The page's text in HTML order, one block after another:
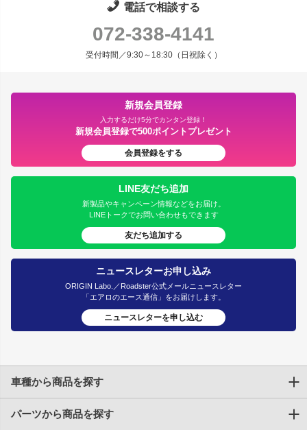
電話で相談する
072-338-4141
受付時間／9:30～18:30（日祝除く）
新規会員登録
入力するだけ5分でカンタン登録！
新規会員登録で500ポイントプレゼント
会員登録をする
LINE友だち追加
新製品やキャンペーン情報などをお届け。
LINEトークでお問い合わせもできます
友だち追加する
ニュースレターお申し込み
ORIGIN Labo.／Roadster公式メールニュースレター
「エアロのエース通信」をお届けします。
ニュースレターを申し込む
車種から商品を探す
トヨタ
パーツから商品を探す